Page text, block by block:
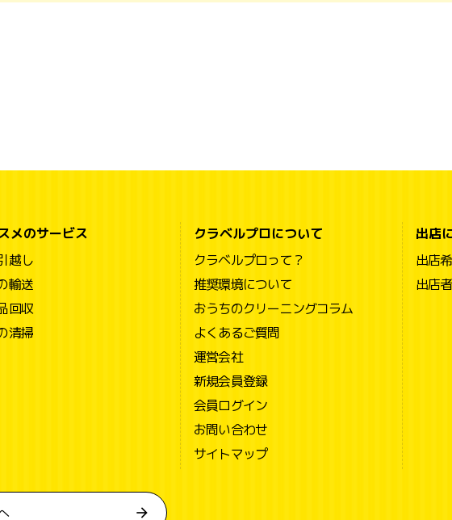
メのサービス
越し
輸送
回収
清掃
クラベルプロについて
クラベルプロって？
推奨環境について
おうちのクリーニングコラム
よくあるご質問
運営会社
新規会員登録
会員ログイン
お問い合わせ
サイトマップ
出店
出店
出店